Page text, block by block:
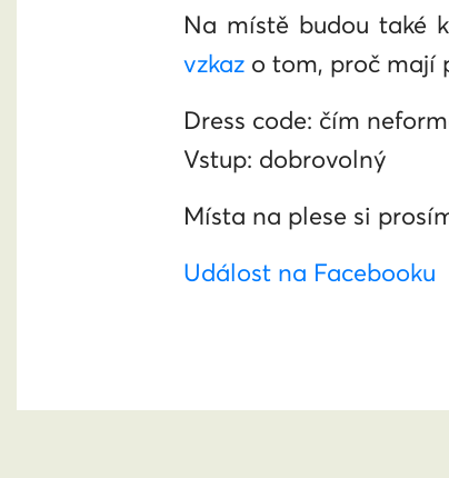
Na místě budou také
vzkaz o tom, proč mají
Dress code: čím
Vstup: dobrovolný
Místa na plese si
Událost na Facebooku